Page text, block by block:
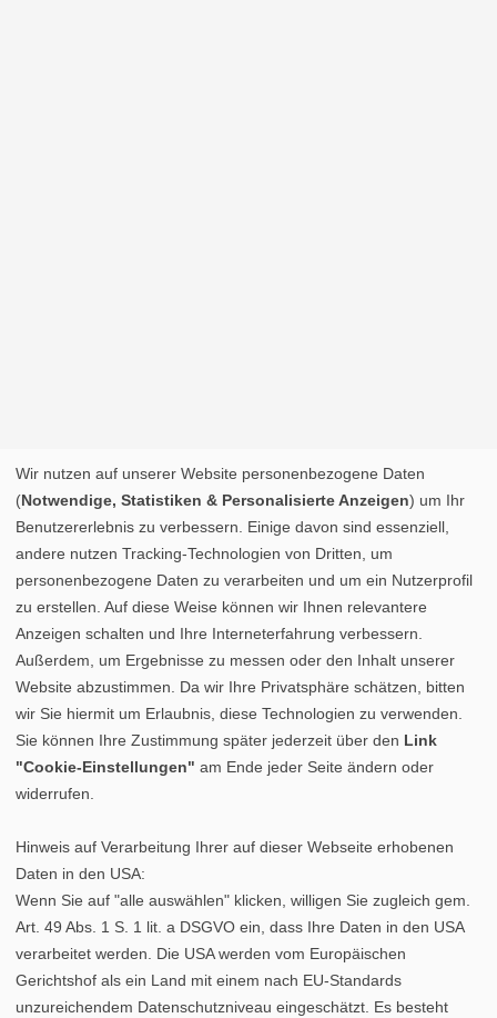
Wir nutzen auf unserer Website personenbezogene Daten
(Notwendige, Statistiken & Personalisierte Anzeigen) um Ihr
Benutzererlebnis zu verbessern. Einige davon sind essenziell,
andere nutzen Tracking-Technologien von Dritten, um
personenbezogene Daten zu verarbeiten und um ein Nutzerprofil
zu erstellen. Auf diese Weise können wir Ihnen relevantere
Anzeigen schalten und Ihre Interneterfahrung verbessern.
Außerdem, um Ergebnisse zu messen oder den Inhalt unserer
Website abzustimmen. Da wir Ihre Privatsphäre schätzen, bitten
wir Sie hiermit um Erlaubnis, diese Technologien zu verwenden.
Sie können Ihre Zustimmung später jederzeit über den Link
"Cookie-Einstellungen" am Ende jeder Seite ändern oder
widerrufen.
Hinweis auf Verarbeitung Ihrer auf dieser Webseite erhobenen
Daten in den USA:
Wenn Sie auf "alle auswählen" klicken, willigen Sie zugleich gem.
Art. 49 Abs. 1 S. 1 lit. a DSGVO ein, dass Ihre Daten in den USA
verarbeitet werden. Die USA werden vom Europäischen
Gerichtshof als ein Land mit einem nach EU-Standards
unzureichendem Datenschutzniveau eingeschätzt. Es besteht